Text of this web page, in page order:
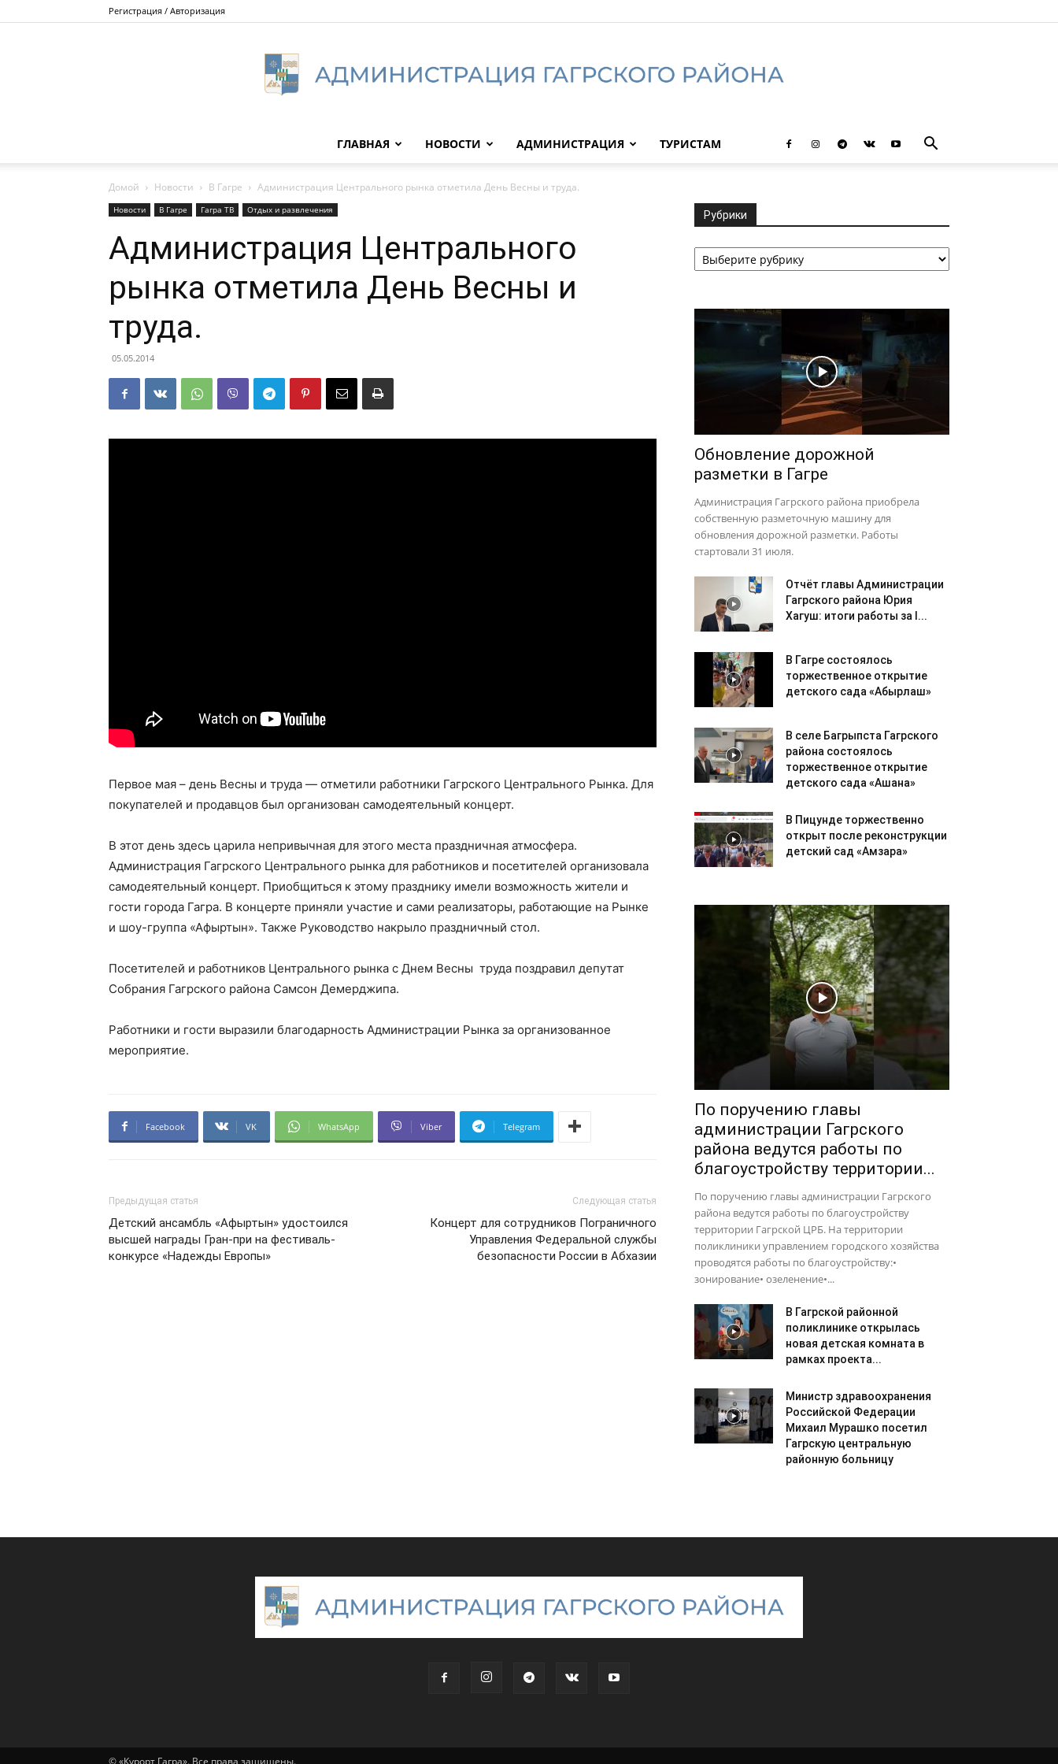
Регистрация / Авторизация
Гагрского
ГЛАВНАЯ НОВОСТИ АДМИНИСТРАЦИЯ ТУРИСТАМ
Домой Новости В Гагре Администрация Центрального рынка отметила День Весны и труда.
Новости В Гагре Гагра ТВ Отдых и развлечения
Администрация Центрального
рынка отметила День Весны и
труда.
05.05.2014
Первое мая – день Весны и труда — отметили работники Гагрского Центрального Рынка. Для
покупателей и продавцов был организован самодеятельный концерт.
В этот день здесь царила непривычная для этого места праздничная атмосфера.
Администрация Гагрского Центрального рынка для работников и посетителей организовала
самодеятельный концерт. Приобщиться к этому празднику имели возможность жители и
гости города Гагра. В концерте приняли участие и сами реализаторы, работающие на Рынке
и шоу-группа «Афыртын». Также Руководство накрыло праздничный стол.
Посетителей и работников Центрального рынка с Днем Весны труда поздравил депутат
Собрания Гагрского района Самсон Демерджипа.
Работники и гости выразили благодарность Администрации Рынка за организованное
мероприятие.
Facebook VK WhatsApp Viber Telegram
Предыдущая статья
Детский ансамбль «Афыртын» удостоился
высшей награды Гран-при на фестиваль-
конкурсе «Надежды Европы»
Следующая статья
Концерт для сотрудников Пограничного
Управления Федеральной службы
безопасности России в Абхазии
Рубрики
Рубрики
Обновление дорожной
разметки в Гагре
Администрация Гагрского района приобрела
собственную разметочную машину для
обновления дорожной разметки. Работы
стартовали 31 июля.
Отчёт главы Администрации
Гагрского района Юрия
Хагуш: итоги работы за I...
В Гагре состоялось
торжественное открытие
детского сада «Абырлаш»
В селе Багрыпста Гагрского
района состоялось
торжественное открытие
детского сада «Ашана»
В Пицунде торжественно
открыт после реконструкции
детский сад «Амзара»
По поручению главы
администрации Гагрского
района ведутся работы по
благоустройству территории...
По поручению главы администрации Гагрского
района ведутся работы по благоустройству
территории Гагрской ЦРБ. На территории
поликлиники управлением городского хозяйства
проводятся работы по благоустройству:•
зонирование• озеленение•...
В Гагрской районной
поликлинике открылась
новая детская комната в
рамках проекта...
Министр здравоохранения
Российской Федерации
Михаил Мурашко посетил
Гагрскую центральную
районную больницу